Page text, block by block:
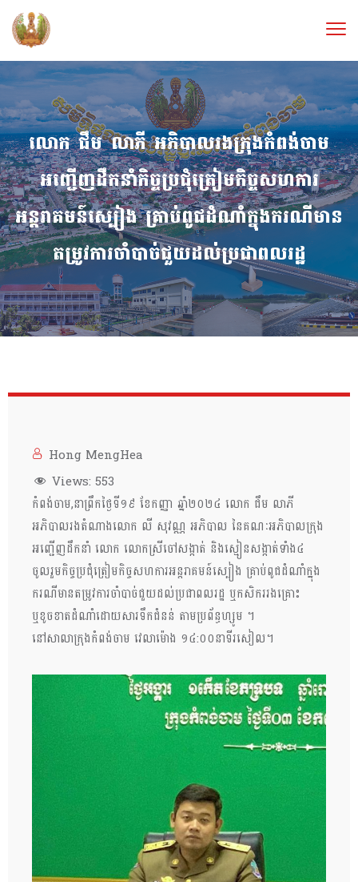
លោក ជឹម លាភី អភិបាលរងក្រុងកំពង់ចាម
អញ្ជើញដឹកនាំកិច្ចប្រជុំត្រៀមកិច្ចសហការ
អន្តរាគមន៍ស្បៀង គ្រាប់ពូជដំណាំក្នុងករណីមាន
តម្រូវការចាំបាច់ជួយដល់ប្រជាពលរដ្ឋ
Hong MengHea
Views: 553
កំពង់ចាម,នាព្រឹកថ្ងៃទី១៩ ខែកញ្ញា ឆ្នាំ២០២៤ លោក ជឹម លាភី
អភិបាលរងតំណាងលោក លី សុវណ្ណ អភិបាល នៃគណៈអភិបាលក្រុង
អញ្ជើញដឹកនាំ លោក លោកស្រីចៅសង្កាត់ និងស្មៀនសង្កាត់ទាំង៤
ចូលរួមកិច្ចប្រជុំត្រៀមកិច្ចសហការអន្តរាគមន៍ស្បៀង គ្រាប់ពូជដំណាំក្នុង
ករណីមានតម្រូវការចាំបាច់ជួយដល់ប្រជាពលរដ្ឋ ឬកសិកររងគ្រោះ
ឬខូចខាតដំណាំដោយសារទឹកជំនន់ តាមប្រព័ន្ធហ្សូម ។
នៅសាលាក្រុងកំពង់ចាម វេលាម៉ោង ១៤:០០នាទីរសៀល។